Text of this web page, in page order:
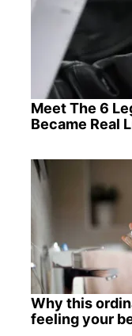
Meet The 6
Became Real
Why this
feeling your